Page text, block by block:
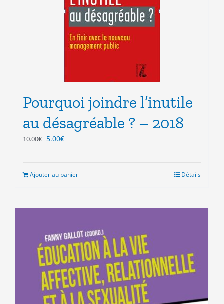
Pourquoi joindre l’inutile
au désagréable ? – 2018
10.00€ Le
5.00€Le
est :
Ajouter au panier Détails